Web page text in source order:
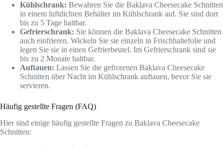
Kühlschrank: Bewahren Sie die Baklava Cheesecake Schnitten
in einem luftdichten Behälter im Kühlschrank auf. Sie sind dort
bis zu 5 Tage haltbar.
Gefrierschrank: Sie können die Baklava Cheesecake Schnitten
auch einfrieren. Wickeln Sie sie einzeln in Frischhaltefolie und
legen Sie sie in einen Gefrierbeutel. Im Gefrierschrank sind sie
bis zu 2 Monate haltbar.
Auftauen: Lassen Sie die gefrorenen Baklava Cheesecake
Schnitten über Nacht im Kühlschrank auftauen, bevor Sie sie
servieren.
Häufig gestellte Fragen (FAQ)
Hier sind einige häufig gestellte Fragen zu Baklava Cheesecake
Schnitten: